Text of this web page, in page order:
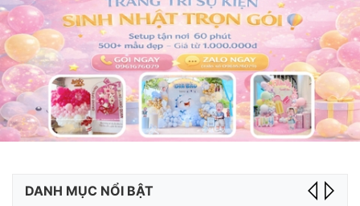
DANH MỤC NỔI BẬT